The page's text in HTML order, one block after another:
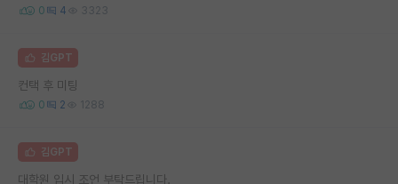
0 4 3323
김GPT
컨택 후 미팅
0 2 1288
김GPT
대학원 입시 조언 부탁드립니다.